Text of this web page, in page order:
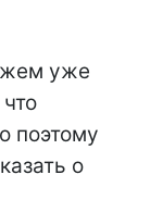
уже
поэтому
о